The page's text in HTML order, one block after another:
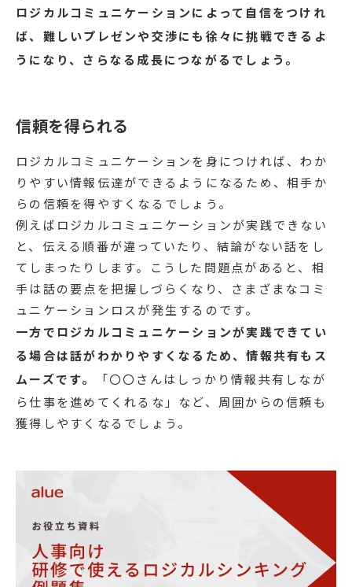
ロジカルコミュニケーションによって自信をつけれ
ば、難しいプレゼンや交渉にも徐々に挑戦できるよ
うになり、さらなる成長につながるでしょう。
信頼を得られる
ロジカルコミュニケーションを身につければ、わか
りやすい情報伝達ができるようになるため、相手か
らの信頼を得やすくなるでしょう。
例えばロジカルコミュニケーションが実践できない
と、伝える順番が違っていたり、結論がない話をし
てしまったりします。こうした問題点があると、相
手は話の要点を把握しづらくなり、さまざまなコミ
ュニケーションロスが発生するのです。
一方でロジカルコミュニケーションが実践できてい
る場合は話がわかりやすくなるため、情報共有もス
ムーズです。
「〇〇さんはしっかり情報共有しなが
ら仕事を進めてくれるな」など、周囲からの信頼も
獲得しやすくなるでしょう。